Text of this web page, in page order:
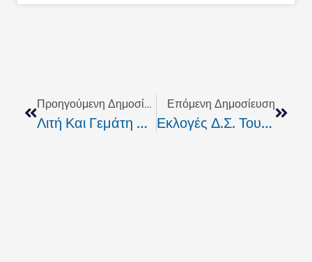
Προηγούμενη Δημοσίευση
Λιτή Και Γεμάτη Κρήτη Η Τελετή Έναρξης Των Πανελλήνιων Φοιτητικών Πρωταθλημάτων Ατομικών Αγωνισμάτων Που Διεξάγονται Στο Ρέθυμνο
Επόμενη Δημοσίευση
Εκλογές Δ.Σ. Του Εμπορικού Συλλόγου Και Αντιπροσώπων